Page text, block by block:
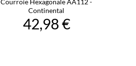
Courroie Hexagonale AA112 -
Continental
42,98 €